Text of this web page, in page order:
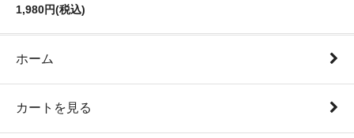
1,980円(税込)
ホーム
カートを見る